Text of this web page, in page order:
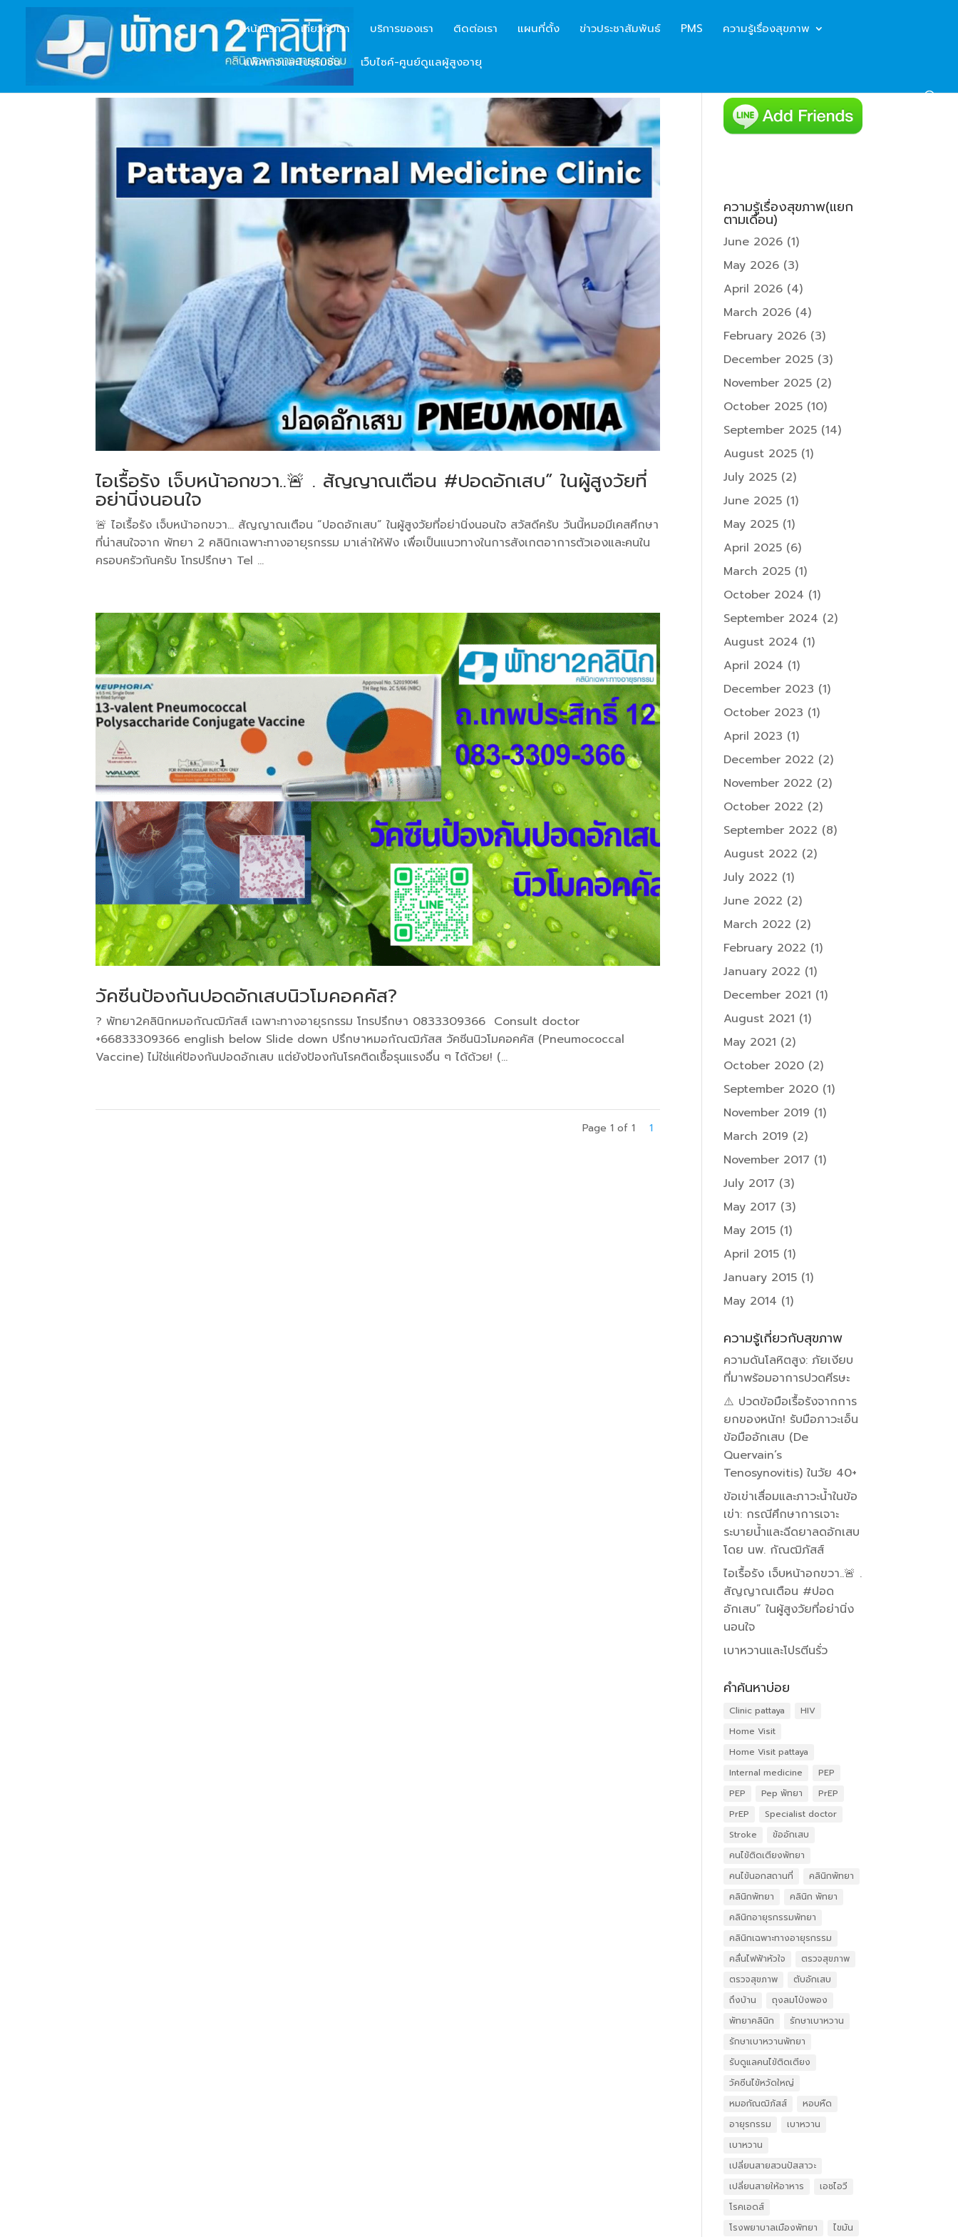
หน้าแรก เกี่ยวกับเรา บริการของเรา ติดต่อเรา แผนที่ตั้ง ข่าวประชาสัมพันธ์ PMS ความรู้เรื่องสุขภาพ
แพ็คเกจและโปรโมชั่น เว็บไซค์-ศูนย์ดูแลผู้สูงอายุ
ไอเรื้อรัง เจ็บหน้าอกขวา..🚨 . สัญญาณเตือน #ปอดอักเสบ” ในผู้สูงวัยที่
อย่านิ่งนอนใจ
🚨 ไอเรื้อรัง เจ็บหน้าอกขวา… สัญญาณเตือน “ปอดอักเสบ” ในผู้สูงวัยที่อย่านิ่งนอนใจ ​สวัสดีครับ วันนี้หมอมีเคสศึกษา
ที่น่าสนใจจาก พัทยา 2 คลินิกเฉพาะทางอายุรกรรม มาเล่าให้ฟัง เพื่อเป็นแนวทางในการสังเกตอาการตัวเองและคนใน
ครอบครัวกันครับ โทรปรึกษา Tel ...
วัคซีนป้องกันปอดอักเสบนิวโมคอคคัส?
? พัทยา2คลินิกหมอกัณฒิภัสส์ เฉพาะทางอายุรกรรม โทรปรึกษา 0833309366 Consult doctor
+66833309366 english below Slide down ปรึกษาหมอกัณฒิภัสส วัคซีนนิวโมคอคคัส (Pneumococcal
Vaccine) ไม่ใช่แค่ป้องกันปอดอักเสบ แต่ยังป้องกันโรคติดเชื้อรุนแรงอื่น ๆ ได้ด้วย! (...
Page 1 of 1 1
ความรู้เรื่องสุขภาพ(แยก
ตามเดือน)
June 2026 (1)
May 2026 (3)
April 2026 (4)
March 2026 (4)
February 2026 (3)
December 2025 (3)
November 2025 (2)
October 2025 (10)
September 2025 (14)
August 2025 (1)
July 2025 (2)
June 2025 (1)
May 2025 (1)
April 2025 (6)
March 2025 (1)
October 2024 (1)
September 2024 (2)
August 2024 (1)
April 2024 (1)
December 2023 (1)
October 2023 (1)
April 2023 (1)
December 2022 (2)
November 2022 (2)
October 2022 (2)
September 2022 (8)
August 2022 (2)
July 2022 (1)
June 2022 (2)
March 2022 (2)
February 2022 (1)
January 2022 (1)
December 2021 (1)
August 2021 (1)
May 2021 (2)
October 2020 (2)
September 2020 (1)
November 2019 (1)
March 2019 (2)
November 2017 (1)
July 2017 (3)
May 2017 (3)
May 2015 (1)
April 2015 (1)
January 2015 (1)
May 2014 (1)
ความรู้เกี่ยวกับสุขภาพ
ความดันโลหิตสูง: ภัยเงียบ
ที่มาพร้อมอาการปวดศีรษะ
⚠️ ปวดข้อมือเรื้อรังจากการ
ยกของหนัก! รับมือภาวะเอ็น
ข้อมืออักเสบ (De
Quervain’s
Tenosynovitis) ในวัย 40+
ข้อเข่าเสื่อมและภาวะน้ำในข้อ
เข่า: กรณีศึกษาการเจาะ
ระบายน้ำและฉีดยาลดอักเสบ
โดย นพ. กัณฒิภัสส์
ไอเรื้อรัง เจ็บหน้าอกขวา..🚨 .
สัญญาณเตือน #ปอด
อักเสบ” ในผู้สูงวัยที่อย่านิ่ง
นอนใจ
เบาหวานและโปรตีนรั่ว
คำค้นหาบ่อย
Clinic pattaya
HIV
Home Visit
Home Visit pattaya
Internal medicine
PEP
PEP
Pep พัทยา
PrEP
PrEP
Specialist doctor
Stroke
ข้ออักเสบ
คนไข้ติดเตียงพัทยา
คนไข้นอกสถานที่
คลินิกพัทยา
คลินิกพัทยา
คลินิก พัทยา
คลินิกอายุรกรรมพัทยา
คลินิกเฉพาะทางอายุรกรรม
คลื่นไฟฟ้าหัวใจ
ตรวจสุขภาพ
ตรวจสุขภาพ
ตับอักเสบ
ถึงบ้าน
ถุงลมโป่งพอง
พัทยาคลินิก
รักษาเบาหวาน
รักษาเบาหวานพัทยา
รับดูแลคนไข้ติดเตียง
วัคซีนไข้หวัดใหญ่
หมอกัณฒิภัสส์
หอบหืด
อายุรกรรม
เบาหวาน
เบาหวาน
เปลี่ยนสายสวนปัสสาวะ
เปลี่ยนสายให้อาหาร
เอชไอวี
โรคเอดส์
โรงพยาบาลเมืองพัทยา
ไขมัน